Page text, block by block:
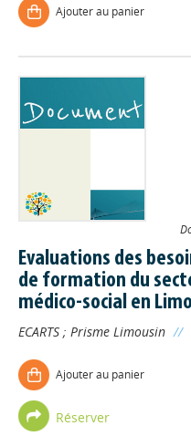
Ajouter au panier
Evaluations des
de formation du
médico-social en
ECARTS ; Prisme Limousin //
Ajouter au panier
Réserver